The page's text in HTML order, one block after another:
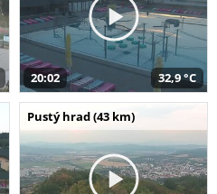
20:02 32,9 °C
Pustý hrad (43 km)